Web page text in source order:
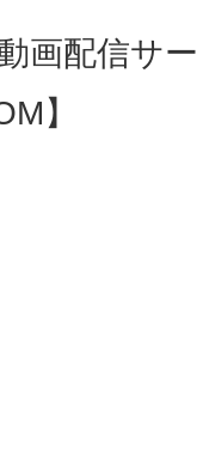
画配信サ
】